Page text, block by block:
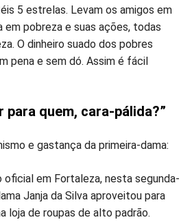
5 estrelas. Levam os amigos em
em pobreza e suas ações, todas
O dinheiro suado dos pobres
pena e sem dó. Assim é fácil
para quem, cara-pálida?”
e gastança da primeira-dama:
oficial em Fortaleza, nesta segunda-
Janja da Silva aproveitou para
loja de roupas de alto padrão.